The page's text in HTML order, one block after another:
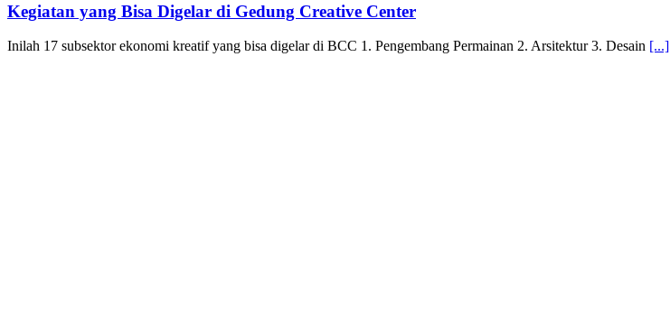
Kegiatan yang Bisa Digelar di Gedung Creative Center
Inilah 17 subsektor ekonomi kreatif yang bisa digelar di BCC 1. Pengembang Permainan 2. Arsitektur 3. Desain [...]